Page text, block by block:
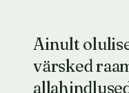
Ainult
värsked